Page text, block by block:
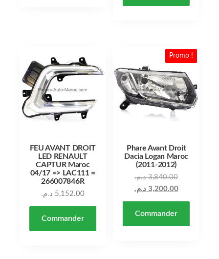
FEU AVANT DROIT
LED RENAULT
CAPTUR Maroc
04/17 => LAC111 =
266007846R
5,152.00 د.م.
Commander
Promo !
Phare Avant Droit
Dacia Logan Maroc
(2011-2012)
3,840.00 د.م.
3,200.00 د.م.
Commander